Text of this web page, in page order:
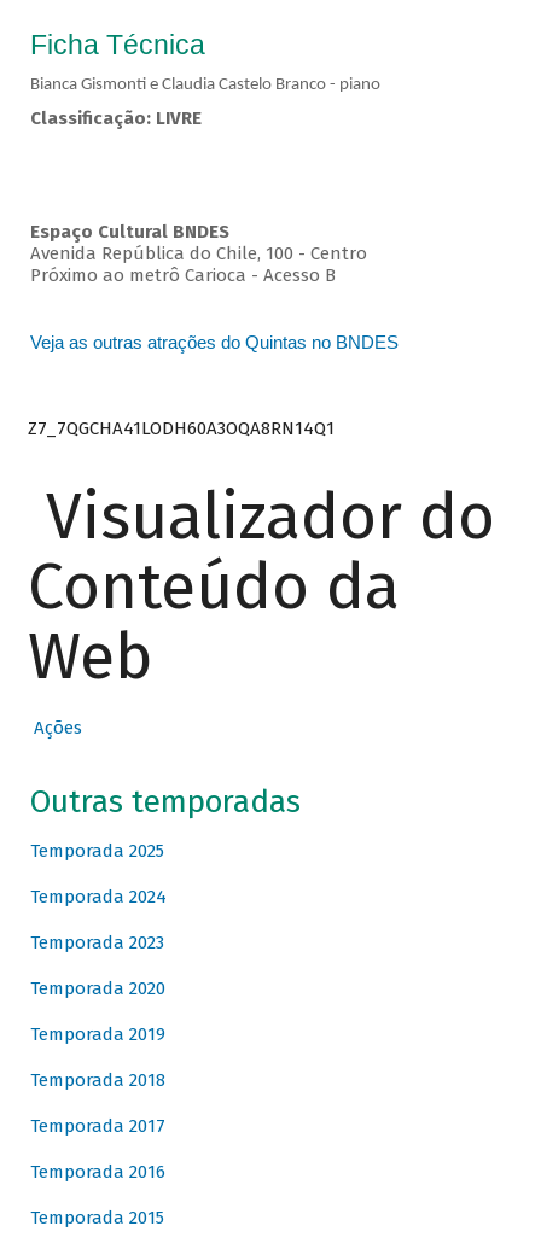
Ficha Técnica
Bianca Gismonti e Claudia Castelo Branco - piano
Classificação: LIVRE
Espaço Cultural BNDES
Avenida República do Chile, 100 - Centro
Próximo ao metrô Carioca - Acesso B
Veja as outras atrações do Quintas no BNDES
Z7_7QGCHA41LODH60A3OQA8RN14Q1
Visualizador do
Conteúdo da
Web
Ações
Outras temporadas
Temporada 2025
Temporada 2024
Temporada 2023
Temporada 2020
Temporada 2019
Temporada 2018
Temporada 2017
Temporada 2016
Temporada 2015